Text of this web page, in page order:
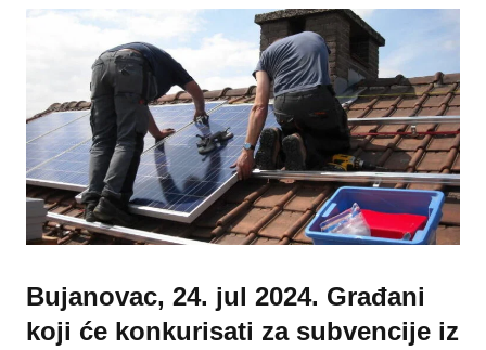
Bujanovac, 24. jul 2024. Građani
koji će konkurisati za subvencije iz